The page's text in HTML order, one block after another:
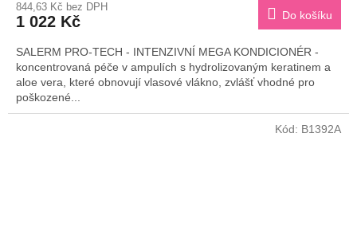
844,63 Kč bez DPH
1 022 Kč Do košíku
SALERM PRO-TECH - INTENZIVNÍ MEGA KONDICIONÉR -
koncentrovaná péče v ampulích s hydrolizovaným keratinem a
aloe vera, které obnovují vlasové vlákno, zvlášť vhodné pro
poškozené...
Kód: B1392A